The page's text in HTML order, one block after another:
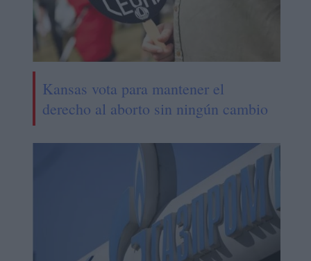
Kansas vota para mantener el
derecho al aborto sin ningún cambio